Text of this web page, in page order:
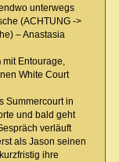
unterwegs
(ACHTUNG ->
– Anastasia
mit Entourage,
White Court
Summercourt in
und bald geht
verläuft
als Jason seinen
ihre